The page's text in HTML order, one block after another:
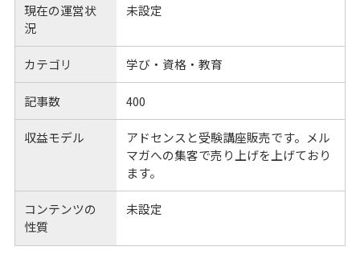
現在の運営状
況
未設定
カテゴリ 学び・資格・教育
記事数 400
収益モデル
アドセンスと受験講座販売です。メル
マガへの集客で売り上げを上げており
ます。
コンテンツの
性質
未設定